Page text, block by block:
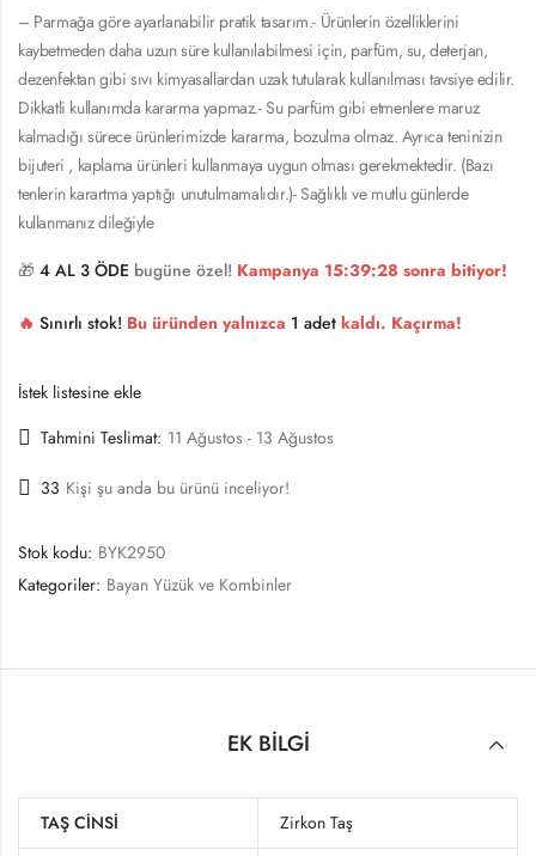
– Parmağa göre ayarlanabilir pratik tasarım.- Ürünlerin özelliklerini
kaybetmeden daha uzun süre kullanılabilmesi için, parfüm, su, deterjan,
dezenfektan gibi sıvı kimyasallardan uzak tutularak kullanılması tavsiye edilir.
Dikkatli kullanımda kararma yapmaz.- Su parfüm gibi etmenlere maruz
kalmadığı sürece ürünlerimizde kararma, bozulma olmaz. Ayrıca teninizin
bijuteri , kaplama ürünleri kullanmaya uygun olması gerekmektedir. (Bazı
tenlerin karartma yaptığı unutulmamalıdır.)- Sağlıklı ve mutlu günlerde
kullanmanız dileğiyle
🎁 4 AL 3 ÖDE bugüne özel! Kampanya 15:39:27 sonra bitiyor!
🔥 Sınırlı stok! Bu üründen yalnızca 1 adet kaldı. Kaçırma!
İstek listesine ekle
Tahmini Teslimat: 11 Ağustos - 13 Ağustos
33 Kişi şu anda bu ürünü inceliyor!
Stok kodu: BYK2950
Kategoriler: Bayan Yüzük ve Kombinler
EK BILGI
TAŞ CINSI Zirkon Taş